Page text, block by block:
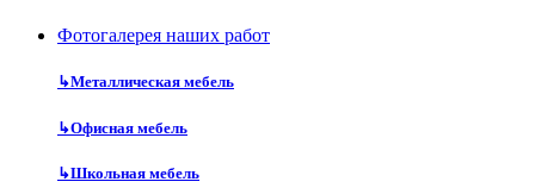
Фотогалерея наших работ
↳Металлическая мебель
↳Офисная мебель
↳Школьная мебель